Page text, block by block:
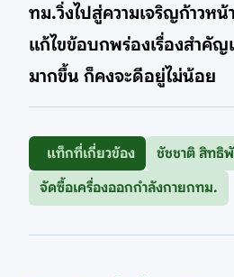
ทม.วิ่งไปสู่ความเจริญก้าวห
แก้ไขข้อบกพร่องเรื่องสำคัญ
มากขึ้น ก็คงจะดีอยู่ไม่น้อย
แท็กที่เกี่ยวข้อง ชัชชาติ สิทธิ
จัดซื้อเครื่องออกกำลังกายกทม.